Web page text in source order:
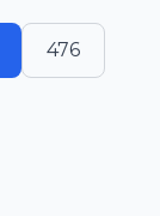
476